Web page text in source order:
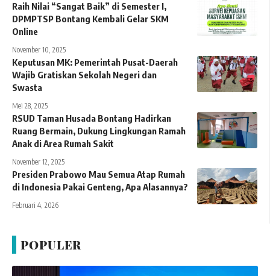
Raih Nilai “Sangat Baik” di Semester I,
DPMPTSP Bontang Kembali Gelar SKM
Online
November 10, 2025
Keputusan MK: Pemerintah Pusat-Daerah
Wajib Gratiskan Sekolah Negeri dan
Swasta
Mei 28, 2025
RSUD Taman Husada Bontang Hadirkan
Ruang Bermain, Dukung Lingkungan Ramah
Anak di Area Rumah Sakit
November 12, 2025
Presiden Prabowo Mau Semua Atap Rumah
di Indonesia Pakai Genteng, Apa Alasannya?
Februari 4, 2026
POPULER